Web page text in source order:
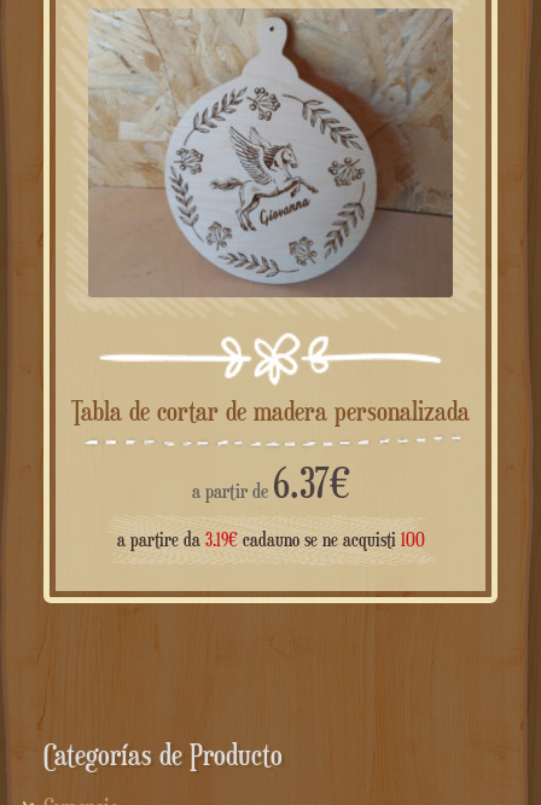
Tabla de cortar de madera personalizada
a partir de 6.37€
a partire da 3.19€cadauno se ne acquisti 100
Categorías de Producto